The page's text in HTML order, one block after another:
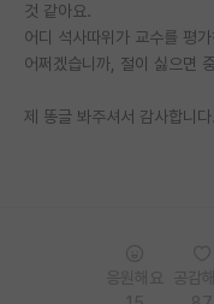
것 같아요.
어디 석사따위가 교수를 평
어쩌겠습니까, 절이 싫으면
제 똥글 봐주셔서 감사합니